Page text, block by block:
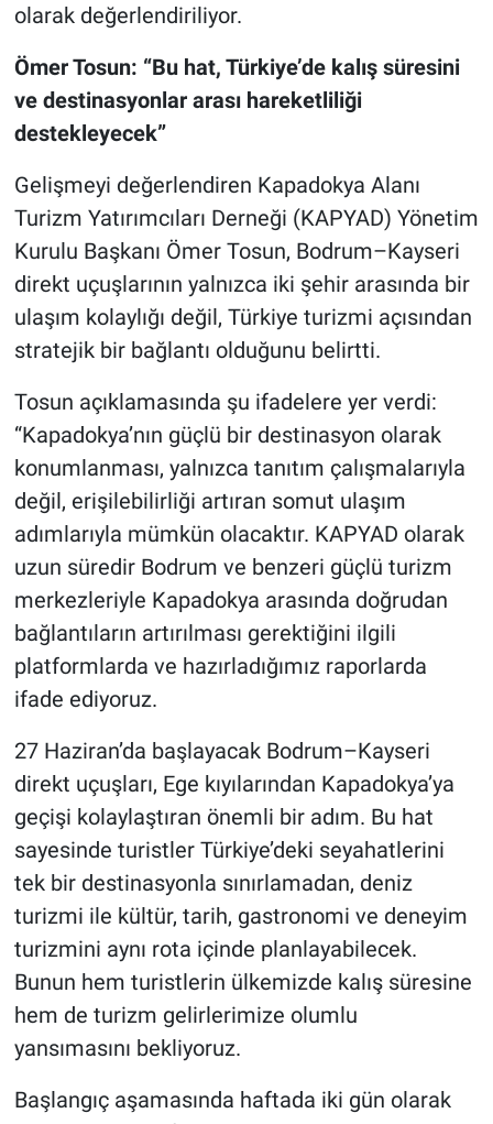
olarak değerlendiriliyor.
Ömer Tosun: “Bu hat, Türkiye’de kalış süresini
ve destinasyonlar arası hareketliliği
destekleyecek”
Gelişmeyi değerlendiren Kapadokya Alanı
Turizm Yatırımcıları Derneği (KAPYAD) Yönetim
Kurulu Başkanı Ömer Tosun, Bodrum–Kayseri
direkt uçuşlarının yalnızca iki şehir arasında bir
ulaşım kolaylığı değil, Türkiye turizmi açısından
stratejik bir bağlantı olduğunu belirtti.
Tosun açıklamasında şu ifadelere yer verdi:
“Kapadokya’nın güçlü bir destinasyon olarak
konumlanması, yalnızca tanıtım çalışmalarıyla
değil, erişilebilirliği artıran somut ulaşım
adımlarıyla mümkün olacaktır. KAPYAD olarak
uzun süredir Bodrum ve benzeri güçlü turizm
merkezleriyle Kapadokya arasında doğrudan
bağlantıların artırılması gerektiğini ilgili
platformlarda ve hazırladığımız raporlarda
ifade ediyoruz.
27 Haziran’da başlayacak Bodrum–Kayseri
direkt uçuşları, Ege kıyılarından Kapadokya’ya
geçişi kolaylaştıran önemli bir adım. Bu hat
sayesinde turistler Türkiye’deki seyahatlerini
tek bir destinasyonla sınırlamadan, deniz
turizmi ile kültür, tarih, gastronomi ve deneyim
turizmini aynı rota içinde planlayabilecek.
Bunun hem turistlerin ülkemizde kalış süresine
hem de turizm gelirlerimize olumlu
yansımasını bekliyoruz.
Başlangıç aşamasında haftada iki gün olarak